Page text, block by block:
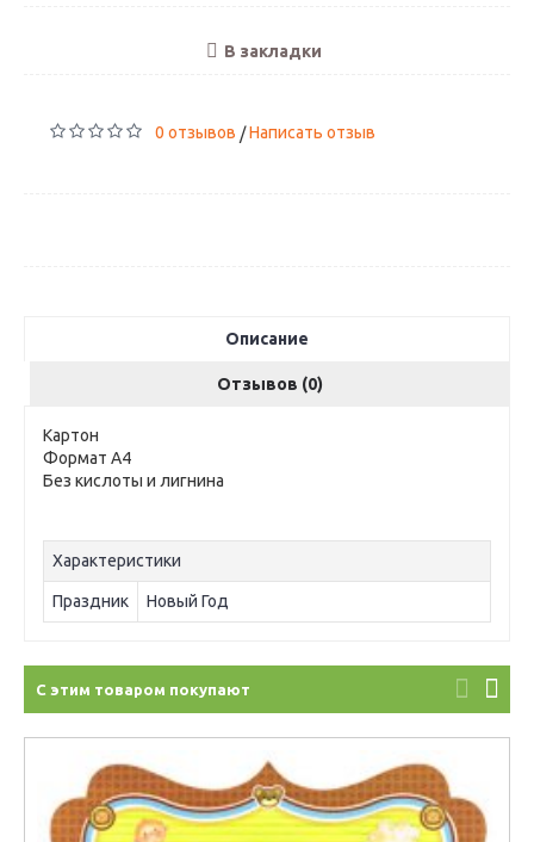
В закладки
0 отзывов /Написать отзыв
Описание
Отзывов (0)
Картон
Формат А4
Без кислоты и лигнина
Характеристики
Праздник Новый Год
С этим товаром покупают